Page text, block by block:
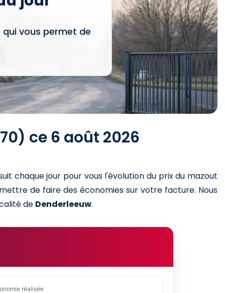
qui vous permet de
ce 6 août 2026
chaque jour pour vous l'évolution du prix du mazout
de faire des économies sur votre facture. Nous
de Denderleeuw.
réalisée